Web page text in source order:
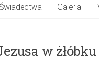
Świadectwa Galeria
w żłóbku